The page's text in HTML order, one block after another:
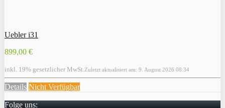
Uebler i31
899,00 €
inkl. 19% gesetzlicher MwSt. Zuletzt aktualisiert am: 9. August 2026 08:34
Details Nicht Verfügbar
Folge uns: